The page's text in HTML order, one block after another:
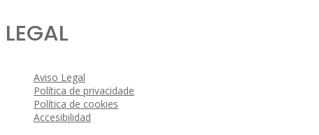
LEGAL
Aviso Legal
Política de privacidade
Política de cookies
Accesibilidad